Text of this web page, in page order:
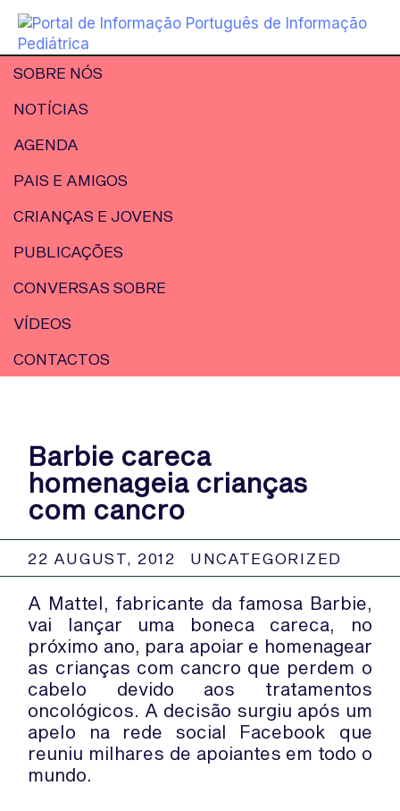
SOBRE NÓS
NOTÍCIAS
AGENDA
PAIS E AMIGOS
CRIANÇAS E JOVENS
PUBLICAÇÕES
CONVERSAS SOBRE
VÍDEOS
CONTACTOS
Barbie careca
homenageia crianças
com cancro
22 AUGUST, 2012 UNCATEGORIZED
A Mattel, fabricante da famosa Barbie,
vai lançar uma boneca careca, no
próximo ano, para apoiar e homenagear
as crianças com cancro que perdem o
cabelo devido aos tratamentos
oncológicos. A decisão surgiu após um
apelo na rede social Facebook que
reuniu milhares de apoiantes em todo o
mundo.